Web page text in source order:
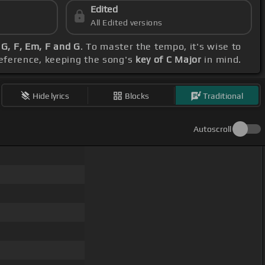
Edited
All Edited versions
F, Em, F and G. To master the tempo, it's wise to
keeping the song's key of C Major in mind.
Hide lyrics Blocks Traditional
Autoscroll